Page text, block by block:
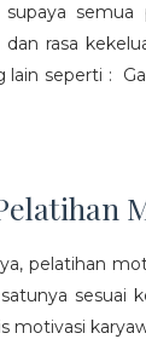
supaya
rasa
lain seperti :
pelatihan
sesuai
motivasi